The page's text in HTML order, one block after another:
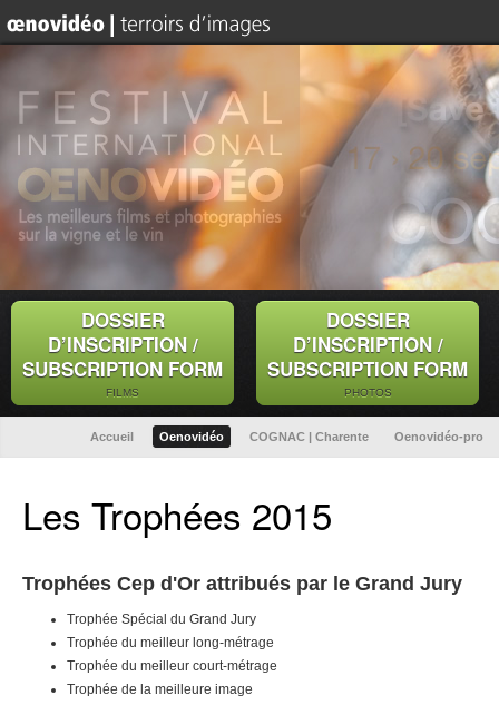
DOSSIER
D’INSCRIPTION /
SUBSCRIPTION FORM
FILMS
DOSSIER
D’INSCRIPTION /
SUBSCRIPTION FORM
PHOTOS
Accueil Oenovidéo COGNAC | Charente Oenovidéo-pro
Les Trophées 2015
Trophées Cep d'Or attribués par le Grand Jury
Trophée Spécial du Grand Jury
Trophée du meilleur long-métrage
Trophée du meilleur court-métrage
Trophée de la meilleure image